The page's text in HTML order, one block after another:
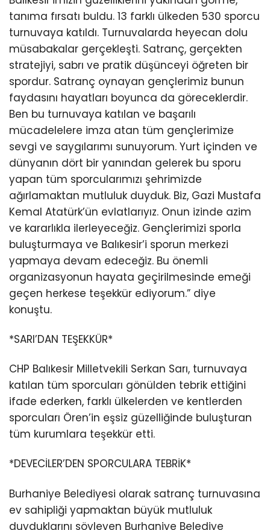
tanıma fırsatı buldu. 13 farklı ülkeden 530 sporcu
turnuvaya katıldı. Turnuvalarda heyecan dolu
müsabakalar gerçekleşti. Satranç, gerçekten
stratejiyi, sabrı ve pratik düşünceyi öğreten bir
spordur. Satranç oynayan gençlerimiz bunun
faydasını hayatları boyunca da göreceklerdir.
Ben bu turnuvaya katılan ve başarılı
mücadelelere imza atan tüm gençlerimize
sevgi ve saygılarımı sunuyorum. Yurt içinden ve
dünyanın dört bir yanından gelerek bu sporu
yapan tüm sporcularımızı şehrimizde
ağırlamaktan mutluluk duyduk. Biz, Gazi Mustafa
Kemal Atatürk’ün evlatlarıyız. Onun izinde azim
ve kararlıkla ilerleyeceğiz. Gençlerimizi sporla
buluşturmaya ve Balıkesir’i sporun merkezi
yapmaya devam edeceğiz. Bu önemli
organizasyonun hayata geçirilmesinde emeği
geçen herkese teşekkür ediyorum.” diye
konuştu.
*SARI’DAN TEŞEKKÜR*
CHP Balıkesir Milletvekili Serkan Sarı, turnuvaya
katılan tüm sporcuları gönülden tebrik ettiğini
ifade ederken, farklı ülkelerden ve kentlerden
sporcuları Ören’in eşsiz güzelliğinde buluşturan
tüm kurumlara teşekkür etti.
*DEVECİLER’DEN SPORCULARA TEBRİK*
Burhaniye Belediyesi olarak satranç turnuvasına
ev sahipliği yapmaktan büyük mutluluk
duyduklarını söyleyen Burhaniye Belediye